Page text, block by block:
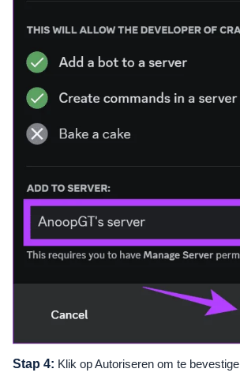
Stap 4: Klik op Autoriseren om te